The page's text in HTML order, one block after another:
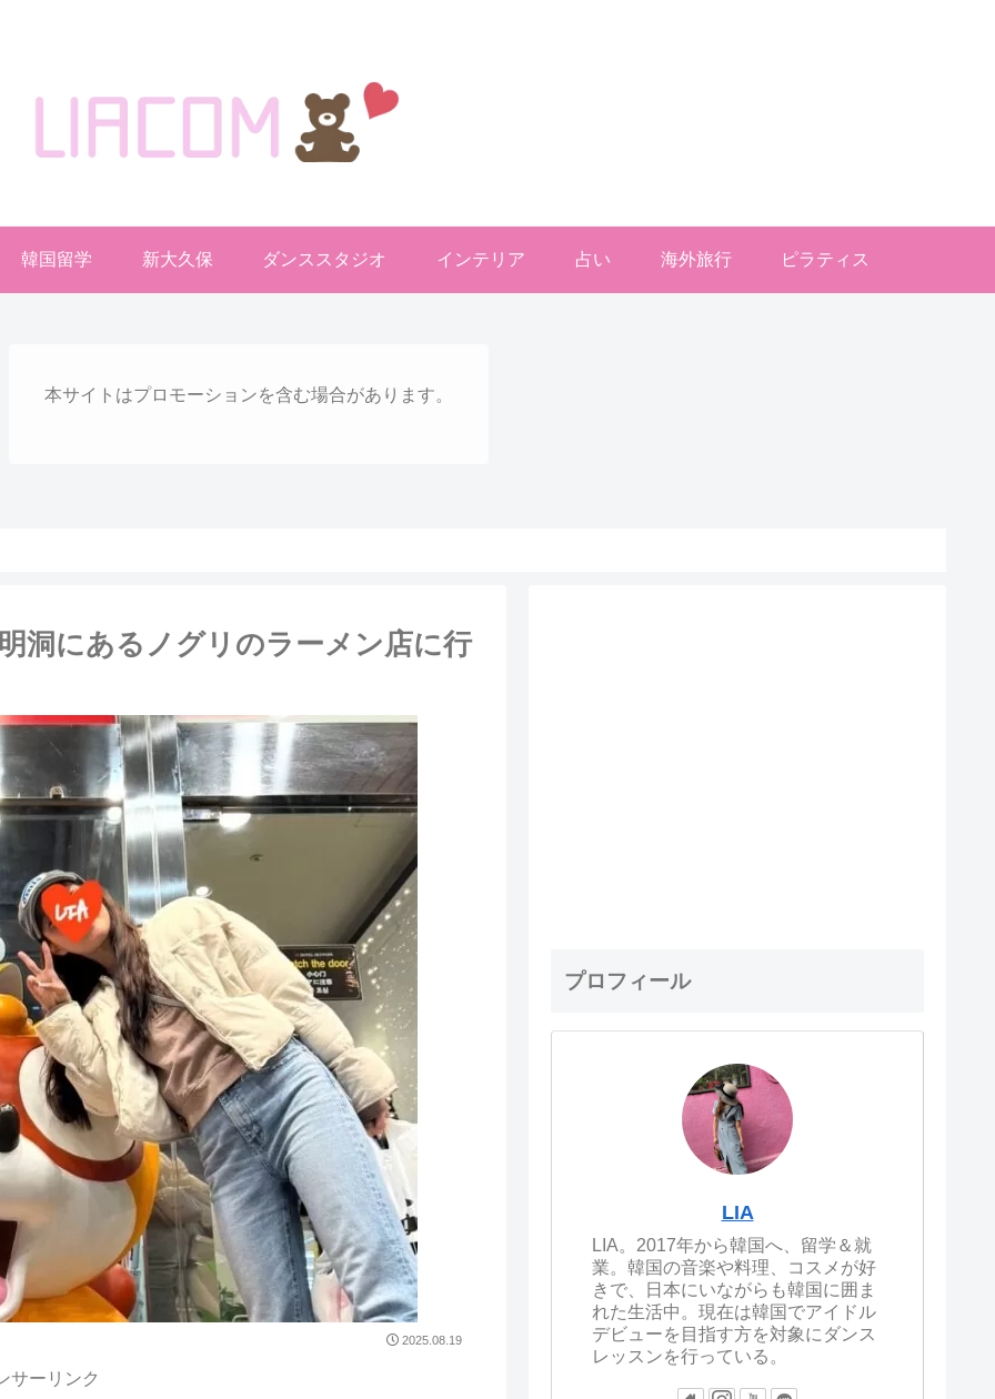
韓国留学 新大久保 ダンススタジオ インテリア 占い 海外旅行 ピラティス
本サイトはプロモーションを含む場合があります。
洞にあるノグリのラーメン店に行
2025.08.19
サーリンク
プロフィール
LIA
LIA。2017年から韓国へ、留学＆就
業。韓国の音楽や料理、コスメが好
きで、日本にいながらも韓国に囲ま
れた生活中。現在は韓国でアイドル
デビューを目指す方を対象にダンス
レッスンを行っている。